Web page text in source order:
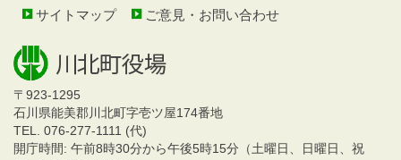
サイトマップ ご意見・お問い合わせ
〒923-1295
石川県能美郡川北町字壱ツ屋174番地
TEL. 076-277-1111 (代)
開庁時間: 午前8時30分から午後5時15分（土曜日、日曜日、祝